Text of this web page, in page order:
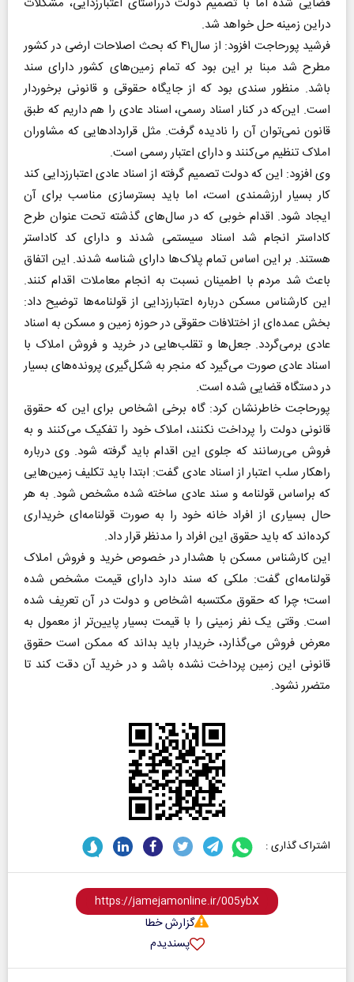
دراین زمینه حل خواهد شد.
فرشید پورحاجت افزود: از سال۴۱ که بحث اصلاحات ارضی در کشور
مطرح شد مبنا بر این بود که تمام زمین‌های کشور دارای سند
باشد. منظور سندی بود که از جایگاه حقوقی و قانونی برخوردار
است. این‌که در کنار اسناد رسمی، اسناد عادی را هم داریم که طبق
قانون نمی‌توان آن را نادیده گرفت. مثل قراردادهایی که مشاوران
املاک تنظیم می‌کنند و دارای اعتبار رسمی است.
وی افزود: این که دولت تصمیم گرفته از اسناد عادی اعتبارزدایی کند
کار بسیار ارزشمندی است، اما باید بسترسازی مناسب برای آن
ایجاد شود. اقدام خوبی که در سال‌های گذشته تحت عنوان طرح
کاداستر انجام شد اسناد سیستمی شدند و دارای کد کاداستر
هستند. بر این اساس تمام پلاک‌ها دارای شناسه شدند. این اتفاق
باعث شد مردم با اطمینان نسبت به انجام معاملات اقدام کنند.
این کارشناس مسکن درباره اعتبارزدایی از قولنامه‌ها توضیح داد:
بخش عمده‌ای از اختلافات حقوقی در حوزه زمین و مسکن به اسناد
عادی برمی‌گردد. جعل‌ها و تقلب‌هایی در خرید و فروش املاک با
اسناد عادی صورت می‌گیرد که منجر به شکل‌گیری پرونده‌های بسیار
در دستگاه قضایی شده است.
​​​​​​​پورحاجت خاطرنشان کرد: گاه برخی اشخاص برای این که حقوق
قانونی دولت را پرداخت نکنند، املاک خود را تفکیک می‌کنند و به
فروش می‌رسانند که جلوی این اقدام باید گرفته شود. وی درباره
راهکار سلب اعتبار از اسناد عادی گفت: ابتدا باید تکلیف زمین‌هایی
که بر‌اساس قولنامه و سند عادی ساخته شده مشخص شود. به هر
حال بسیاری از افراد خانه‌ خود را به صورت قولنامه‌ای خریداری
کرده‌اند که باید حقوق این افراد را مدنظر قرار داد.
این کارشناس مسکن با هشدار در خصوص خرید و فروش املاک
قولنامه‌ای گفت: ملکی که سند دارد دارای قیمت مشخص شده
است؛ چرا که حقوق مکتسبه اشخاص و دولت در آن تعریف شده
است. وقتی یک نفر زمینی را با قیمت بسیار پایین‌تر از معمول به
معرض فروش می‌گذارد، خریدار باید بداند که ممکن است حقوق
قانونی این زمین پرداخت نشده باشد و در خرید آن دقت کند تا
متضرر نشود.
اشتراک گذاری :
گزارش خطا
پسندیدم